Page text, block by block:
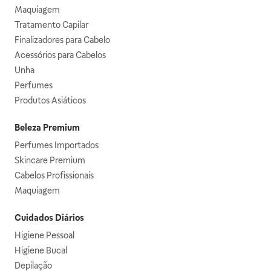
Maquiagem
Tratamento Capilar
Finalizadores para Cabelo
Acessórios para Cabelos
Unha
Perfumes
Produtos Asiáticos
Beleza Premium
Perfumes Importados
Skincare Premium
Cabelos Profissionais
Maquiagem
Cuidados Diários
Higiene Pessoal
Higiene Bucal
Depilação